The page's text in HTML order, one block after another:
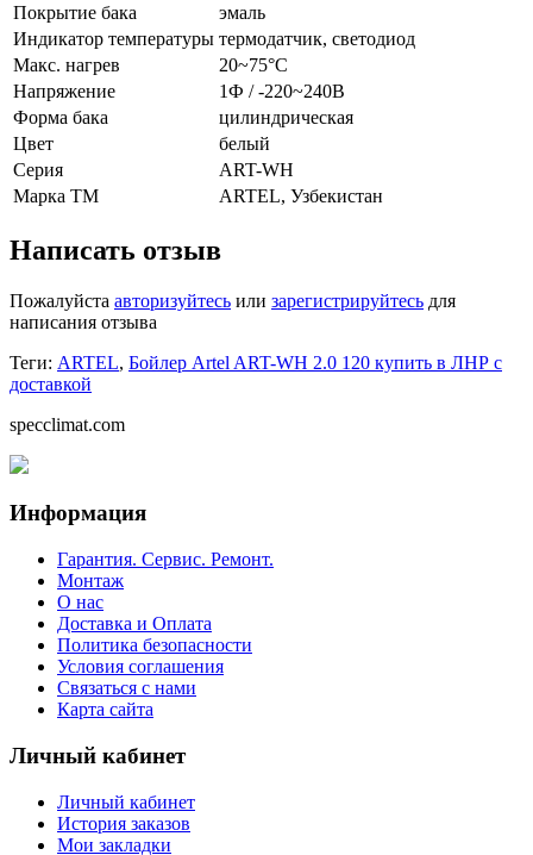
Покрытие бака
эмаль
Индикатор температуры термодатчик, светодиод
Макс. нагрев
20~75°С
Напряжение
1Ф / -220~240В
Форма бака
цилиндрическая
Цвет
белый
Серия
ART-WH
Марка ТМ
ARTEL, Узбекистан
Написать отзыв
Пожалуйста авторизуйтесь или зарегистрируйтесь для
написания отзыва
Теги: ARTEL, Бойлер Artel ART-WH 2.0 120 купить в ЛНР с
доставкой
specclimat.com
Информация
Гарантия. Сервис. Ремонт.
Монтаж
О нас
Доставка и Оплата
Политика безопасности
Условия соглашения
Связаться с нами
Карта сайта
Личный кабинет
Личный кабинет
История заказов
Мои закладки